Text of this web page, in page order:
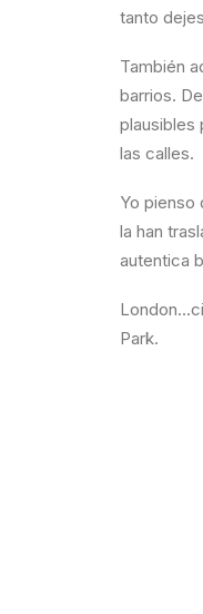
tanto
También
barrios.
plausibles
las calles.
Yo pienso
la han
autentica
Park.